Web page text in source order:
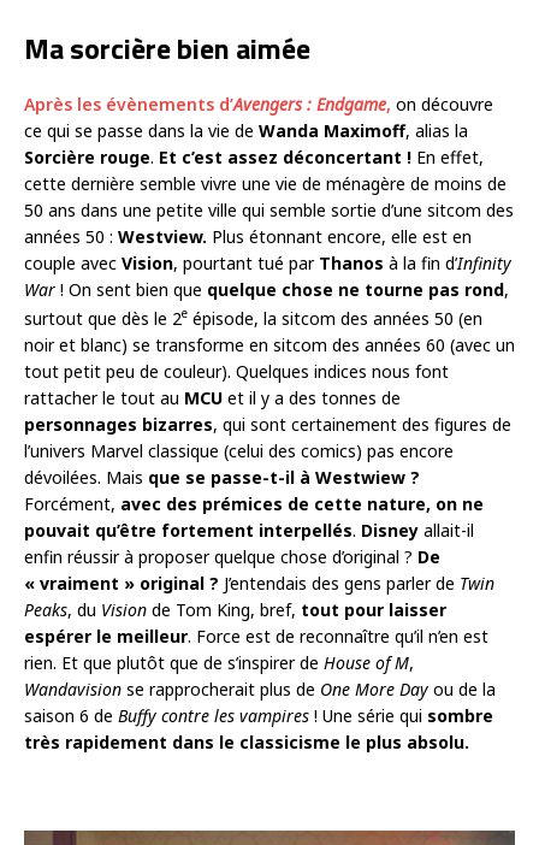
Ma sorcière bien aimée
Après les évènements d’Avengers : Endgame, on découvre
ce qui se passe dans la vie de Wanda Maximoff, alias la
Sorcière rouge. Et c’est assez déconcertant ! En effet,
cette dernière semble vivre une vie de ménagère de moins de
50 ans dans une petite ville qui semble sortie d’une sitcom des
années 50 : Westview. Plus étonnant encore, elle est en
couple avec Vision, pourtant tué par Thanos à la fin d’Infinity
War ! On sent bien que quelque chose ne tourne pas rond,
surtout que dès le 2e épisode, la sitcom des années 50 (en
noir et blanc) se transforme en sitcom des années 60 (avec un
tout petit peu de couleur). Quelques indices nous font
rattacher le tout au MCU et il y a des tonnes de
personnages bizarres, qui sont certainement des figures de
l’univers Marvel classique (celui des comics) pas encore
dévoilées. Mais que se passe-t-il à Westwiew ?
Forcément, avec des prémices de cette nature, on ne
pouvait qu’être fortement interpellés. Disney allait-il
enfin réussir à proposer quelque chose d’original ? De
« vraiment » original ? J’entendais des gens parler de Twin
Peaks, du Vision de Tom King, bref, tout pour laisser
espérer le meilleur. Force est de reconnaître qu’il n’en est
rien. Et que plutôt que de s’inspirer de House of M,
Wandavision se rapprocherait plus de One More Day ou de la
saison 6 de Buffy contre les vampires ! Une série qui sombre
très rapidement dans le classicisme le plus absolu.